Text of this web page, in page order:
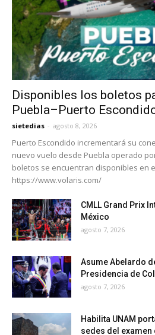
Disponibles los boletos
Puebla–Puerto
sietedias - agosto 8, 2026
Puerto Escondido incrementará su
nuevo vuelo desde Puebla operado
boletos se encuentran disponibles en
https://www.volaris.com/
CMLL Grand Prix
México
agosto 7, 2026
Asume Abelardo
Presidencia de
agosto 7, 2026
Habilita UNAM
sedes del examen